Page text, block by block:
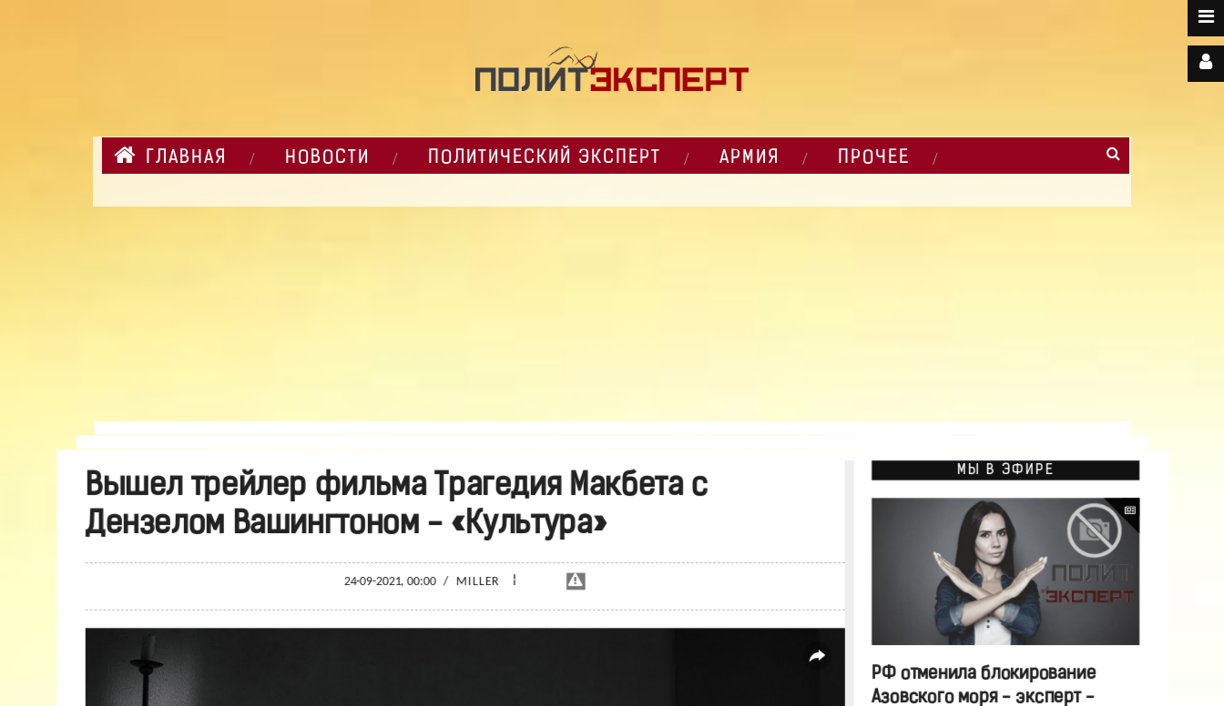
ГЛАВНАЯ НОВОСТИ ПОЛИТИЧЕСКИЙ ЭКСПЕРТ АРМИЯ ПРОЧЕЕ
Вышел трейлер фильма Трагедия Макбета с
Дензелом Вашингтоном - «Культура»
24-09-2021, 00:00 / MILLER ¦
МЫ В ЭФИРЕ
РФ отменила блокирование
Азовского моря - эксперт -